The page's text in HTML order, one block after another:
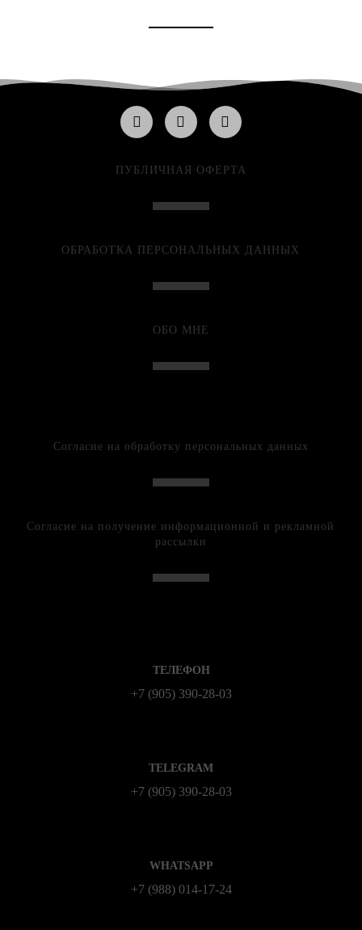
ПУБЛИЧНАЯ ОФЕРТА
ОБРАБОТКА ПЕРСОНАЛЬНЫХ ДАННЫХ
ОБО МНЕ
Согласие на обработку персональных данных
Согласие на получение информационной и рекламной
рассылки
ТЕЛЕФОН
+7 (905) 390-28-03
TELEGRAM
+7 (905) 390-28-03
WHATSAPP
+7 (988) 014‑17‑24